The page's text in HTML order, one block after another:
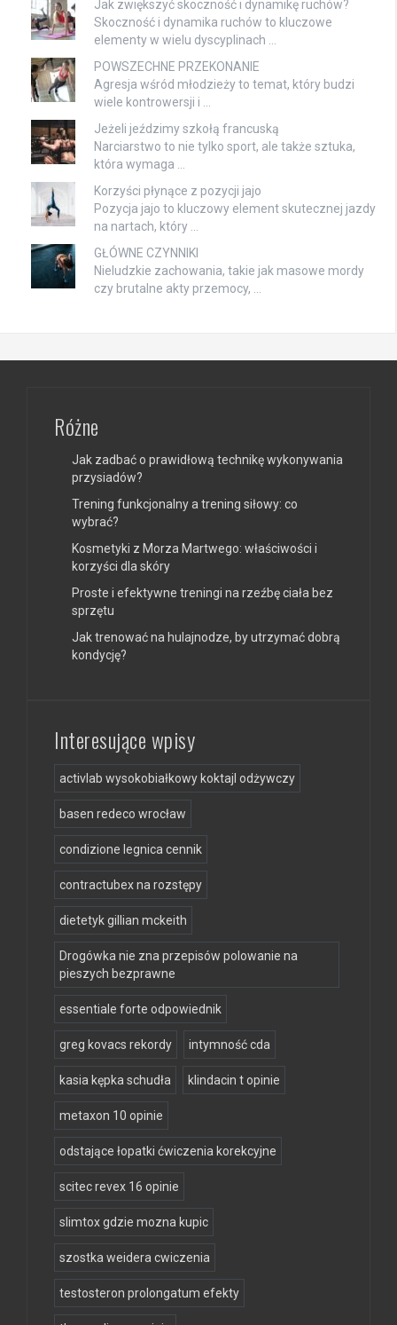
Jak zwiększyć skoczność i dynamikę ruchów?
Skoczność i dynamika ruchów to kluczowe
elementy w wielu dyscyplinach …
POWSZECHNE PRZEKONANIE
Agresja wśród młodzieży to temat, który budzi
wiele kontrowersji i …
Jeżeli jeździmy szkołą francuską
Narciarstwo to nie tylko sport, ale także sztuka,
która wymaga …
Korzyści płynące z pozycji jajo
Pozycja jajo to kluczowy element skutecznej jazdy
na nartach, który …
GŁÓWNE CZYNNIKI
Nieludzkie zachowania, takie jak masowe mordy
czy brutalne akty przemocy, …
Różne
Jak zadbać o prawidłową technikę wykonywania
przysiadów?
Trening funkcjonalny a trening siłowy: co
wybrać?
Kosmetyki z Morza Martwego: właściwości i
korzyści dla skóry
Proste i efektywne treningi na rzeźbę ciała bez
sprzętu
Jak trenować na hulajnodze, by utrzymać dobrą
kondycję?
Interesujące wpisy
activlab wysokobiałkowy koktajl odżywczy
basen redeco wrocław
condizione legnica cennik
contractubex na rozstępy
dietetyk gillian mckeith
Drogówka nie zna przepisów polowanie na
pieszych bezprawne
essentiale forte odpowiednik
greg kovacs rekordy intymność cda
kasia kępka schudła klindacin t opinie
metaxon 10 opinie
odstające łopatki ćwiczenia korekcyjne
scitec revex 16 opinie
slimtox gdzie mozna kupic
szostka weidera cwiczenia
testosteron prolongatum efekty